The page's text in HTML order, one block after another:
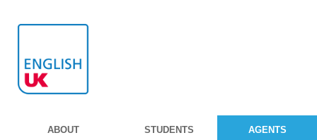
ABOUT STUDENTS AGENTS